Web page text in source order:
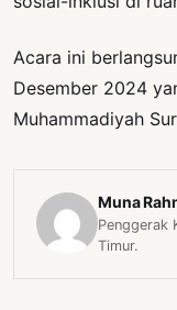
Acara ini
Desember 2024
Muhammadiyah
Muna
Penggerak
Timur.